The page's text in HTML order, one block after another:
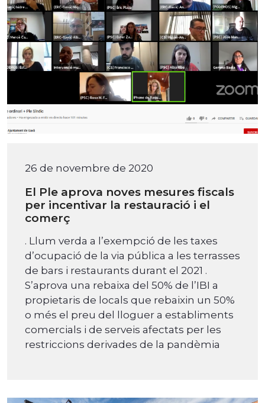
26 de novembre de 2020
El Ple aprova noves mesures fiscals
per incentivar la restauració i el
comerç
. Llum verda a l’exempció de les taxes
d’ocupació de la via pública a les terrasses
de bars i restaurants durant el 2021 .
S’aprova una rebaixa del 50% de l’IBI a
propietaris de locals que rebaixin un 50%
o més el preu del lloguer a establiments
comercials i de serveis afectats per les
restriccions derivades de la pandèmia